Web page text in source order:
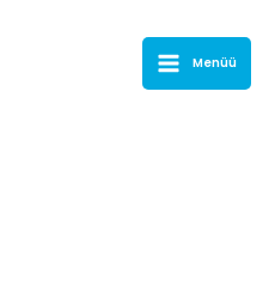
Menüü